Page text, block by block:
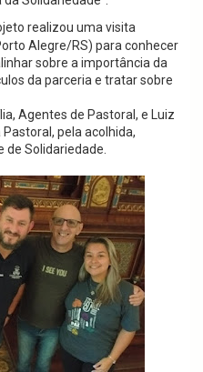
realizou uma visita
Alegre/RS) para conhecer
sobre a importância da
da parceria e tratar sobre
Agentes de Pastoral, e Luiz
pela acolhida,
de Solidariedade.